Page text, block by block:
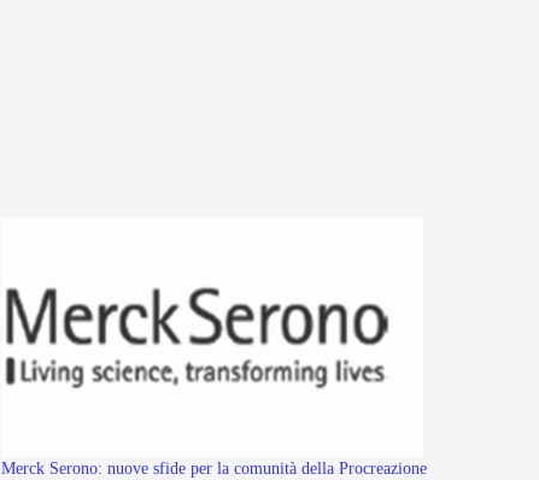
Merck Serono: nuove sfide per la comunità della Procreazione